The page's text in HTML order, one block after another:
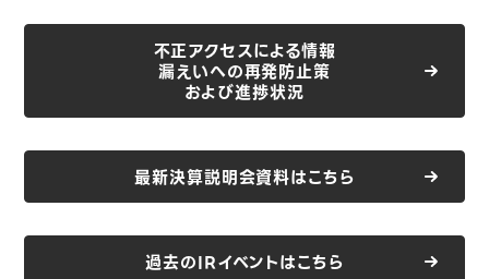
2026年度
決算発表日
2026年度第1四半期：2026年8月3日発表
不正アクセスによる情報
漏えいへの再発防止策
および進捗状況
最新決算説明会資料はこちら
過去のIRイベントはこちら